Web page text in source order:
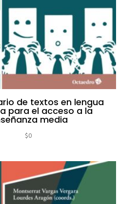
de textos en lengua
para el acceso a la
media
$0